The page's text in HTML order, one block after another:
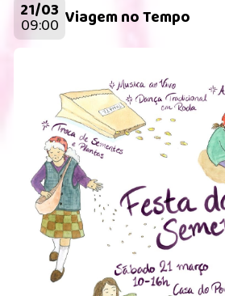
21/03
09:00 Viagem no Tempo